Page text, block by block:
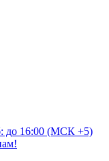
до 16:00 (МСК +5)